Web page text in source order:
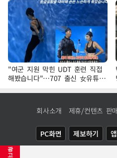
광
고
"여군 지원 막힌 UDT 훈련 직접
해봤습니다"…707 출신 女유튜버
'완벽 소화'
회사소개 제휴/컨텐츠 판
PC화면 제보하기